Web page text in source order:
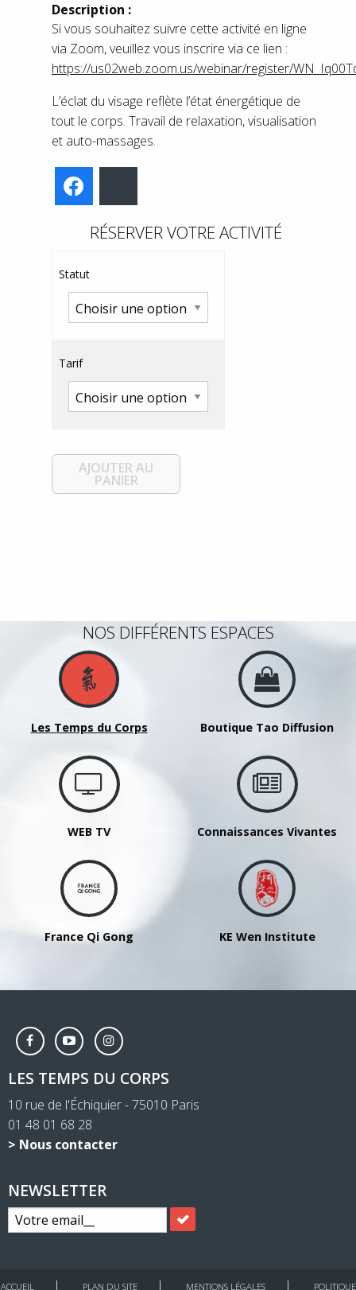
Description :
Si vous souhaitez suivre cette activité en ligne
via Zoom, veuillez vous inscrire via ce lien :
https://us02web.zoom.us/webinar/register/
L’éclat du visage reflète l’état énergétique de
tout le corps. Travail de relaxation, visualisation
et auto-massages.
RÉSERVER VOTRE ACTIVITÉ
Statut
Tarif
AJOUTER AU
PANIER
NOS DIFFÉRENTS ESPACES
Les Temps du Corps Boutique Tao Diffusion
WEB TV Connaissances Vivantes
France Qi Gong KE Wen Institute
LES TEMPS DU CORPS
10 rue de l'Échiquier - 75010 Paris
01 48 01 68 28
> Nous contacter
NEWSLETTER
ACCUEIL PLAN DU SITE MENTIONS LÉGALES
POLITIQUE